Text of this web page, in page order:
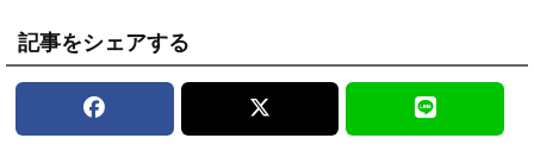
記事をシェアする